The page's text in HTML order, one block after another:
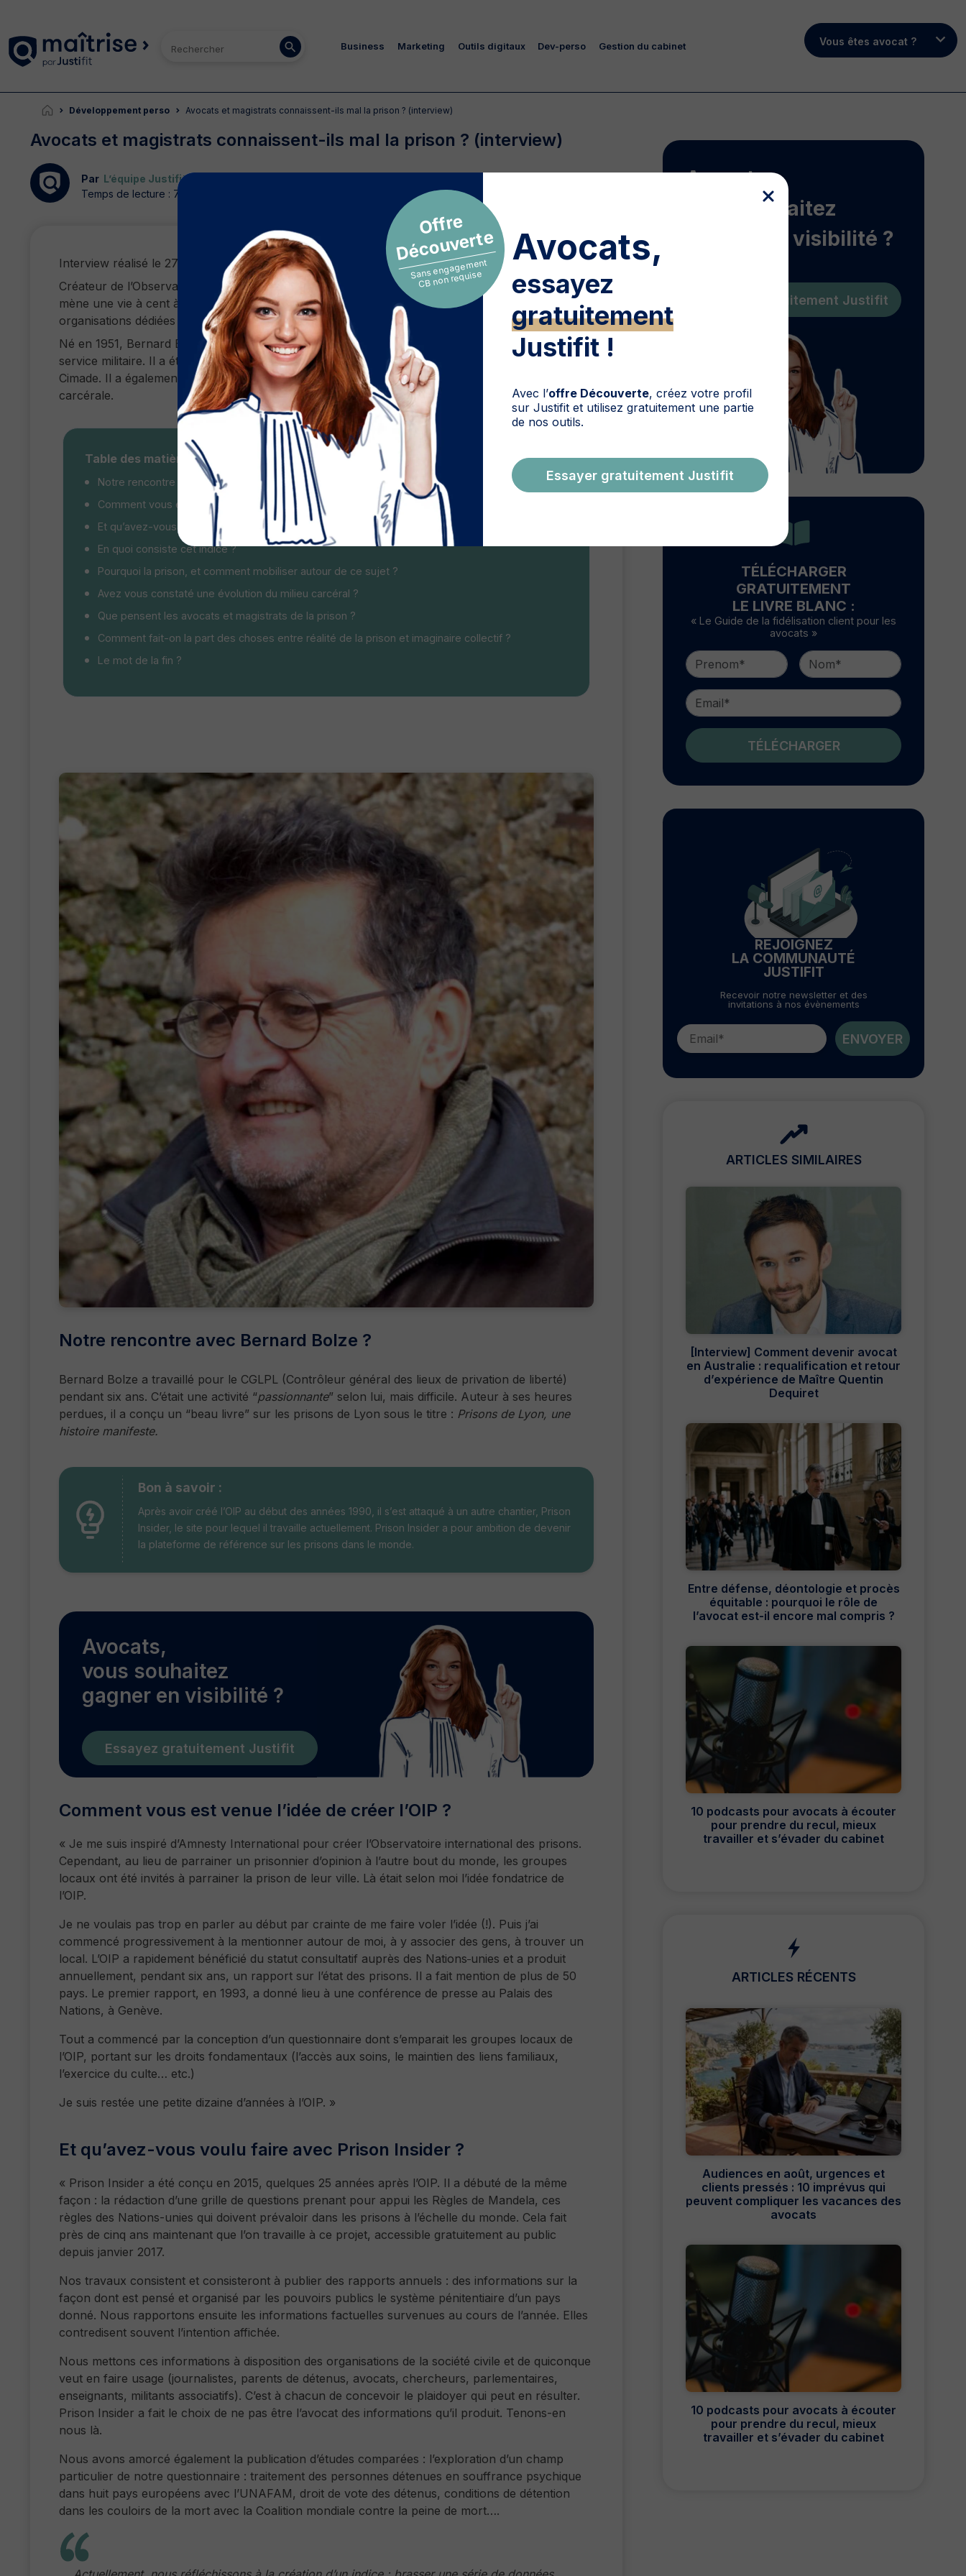
Business Marketing Outils digitaux Dev-perso Gestion du cabinet Vous êtes avocat ?
Développement perso Avocats et magistrats connaissent-ils mal la prison ? (interview)
Avocats et magistrats connaissent-ils mal la prison ? (interview)
Par L’équipe Justifit
Temps de lecture : 7 min.
Interview réalisé le 27/06/2019.
Créateur de l’Observatoire International des Prisons (OIP) et de Prison Insider, Bernard Bolze
mène une vie à cent à l’heure. Militant engagé, ce Lyonnais passé par la case prison a créé deux
organisations dédiées aux prisons dans le monde.
Né en 1951, Bernard Bolze a passé deux mois en prison pour insoumission, le refus de faire son
service militaire. Il a été journaliste, puis a participé à plusieurs campagnes, notamment pour la
Cimade. Il a également animé une campagne (« Trop c’est trop ») contre la surpopulation
carcérale.
Table des matières
Notre rencontre avec Bernard Bolze ?
Comment vous est venue l’idée de créer l’OIP ?
Et qu’avez-vous voulu faire avec Prison Insider ?
En quoi consiste cet indice ?
Pourquoi la prison, et comment mobiliser autour de ce sujet ?
Avez vous constaté une évolution du milieu carcéral ?
Que pensent les avocats et magistrats de la prison ?
Comment fait-on la part des choses entre réalité de la prison et imaginaire collectif ?
Le mot de la fin ?
Notre rencontre avec Bernard Bolze ?
Bernard Bolze a travaillé pour le CGLPL (Contrôleur général des lieux de privation de liberté)
pendant six ans. C’était une activité “passionnante” selon lui, mais difficile. Auteur à ses heures
perdues, il a conçu un “beau livre” sur les prisons de Lyon sous le titre : Prisons de Lyon, une
histoire manifeste.
Bon à savoir :
Après avoir créé l’OIP au début des années 1990, il s’est attaqué à un autre chantier, Prison
Insider, le site pour lequel il travaille actuellement. Prison Insider a pour ambition de devenir
la plateforme de référence sur les prisons dans le monde.
Avocats,
vous souhaitez
gagner en visibilité ?
Essayez gratuitement Justifit
Comment vous est venue l’idée de créer l’OIP ?
« Je me suis inspiré d’Amnesty International pour créer l’Observatoire international des prisons.
Cependant, au lieu de parrainer un prisonnier d’opinion à l’autre bout du monde, les groupes
locaux ont été invités à parrainer la prison de leur ville. Là était selon moi l’idée fondatrice de
l’OIP.
Je ne voulais pas trop en parler au début par crainte de me faire voler l’idée (!). Puis j’ai
commencé progressivement à la mentionner autour de moi, à y associer des gens, à trouver un
local. L’OIP a rapidement bénéficié du statut consultatif auprès des Nations unies et a produit
annuellement, pendant six ans, un rapport sur l’état des prisons. Il a fait mention de plus de 50
pays. Le premier rapport, en 1993, a donné lieu à une conférence de presse au Palais des
Nations, à Genève.
Tout a commencé par la conception d’un questionnaire dont s’emparait les groupes locaux de
l’OIP, portant sur les droits fondamentaux (l’accès aux soins, le maintien des liens familiaux,
l’exercice du culte… etc.)
Je suis restée une petite dizaine d’années à l’OIP. »
Et qu’avez-vous voulu faire avec Prison Insider ?
« Prison Insider a été conçu en 2015, quelques 25 années après l’OIP. Il a débuté de la même
façon : la rédaction d’une grille de questions prenant pour appui les Règles de Mandela, ces
règles des Nations-unies qui doivent prévaloir dans les prisons à l’échelle du monde. Cela fait
près de cinq ans maintenant que l’on travaille à ce projet, accessible gratuitement au public
depuis janvier 2017.
Nos travaux consistent et consisteront à publier des rapports annuels : des informations sur la
façon dont est pensé et organisé par les pouvoirs publics le système pénitentiaire d’un pays
donné. Nous rapportons ensuite les informations factuelles survenues au cours de l’année. Elles
contredisent souvent l’intention affichée.
Nous mettons ces informations à disposition des organisations de la société civile et de quiconque
veut en faire usage (journalistes, parents de détenus, avocats, chercheurs, parlementaires,
enseignants, militants associatifs). C’est à chacun de concevoir le plaidoyer qui peut en résulter.
Prison Insider a fait le choix de ne pas être l’avocat des informations qu’il produit. Tenons-en
nous là.
Nous avons amorcé également la publication d’études comparées : l’exploration d’un champ
particulier de notre questionnaire : traitement des personnes détenues en souffrance psychique
dans huit pays européens avec l’UNAFAM, droit de vote des détenus, conditions de détention
dans les couloirs de la mort avec la Coalition mondiale contre la peine de mort….
Avocats,
vous souhaitez
gagner en visibilité ?
Essayez gratuitement Justifit
TÉLÉCHARGER
GRATUITEMENT
LE LIVRE BLANC :
« Le Guide de la fidélisation client pour les
avocats »
TÉLÉCHARGER
REJOIGNEZ
LA COMMUNAUTÉ
JUSTIFIT
Recevoir notre newsletter et des
invitations à nos évènements
ENVOYER
ARTICLES SIMILAIRES
[Interview] Comment devenir avocat
en Australie : requalification et retour
d’expérience de Maître Quentin
Dequiret
Entre défense, déontologie et procès
équitable : pourquoi le rôle de
l’avocat est-il encore mal compris ?
10 podcasts pour avocats à écouter
pour prendre du recul, mieux
travailler et s’évader du cabinet
ARTICLES RÉCENTS
Audiences en août, urgences et
clients pressés : 10 imprévus qui
peuvent compliquer les vacances des
avocats
10 podcasts pour avocats à écouter
pour prendre du recul, mieux
travailler et s’évader du cabinet
Offre
Découverte
Sans engagement
CB non requise
Avocats,
essayez
gratuitement
Justifit !
Avec l’offre Découverte, créez votre profil
sur Justifit et utilisez gratuitement une partie
de nos outils.
Essayer gratuitement Justifit